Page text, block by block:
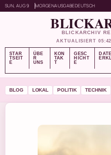
SUN, AUG 9 MORGENAUSGABEDEUTSCH
BLICKARCHIV
AKTUALISIERT
STAR
TSEIT
E
ÜBE
R
UNS
KON
TAK
T
GESC
HICHT
E
BLOG LOKAL POLITIK TECHNIK